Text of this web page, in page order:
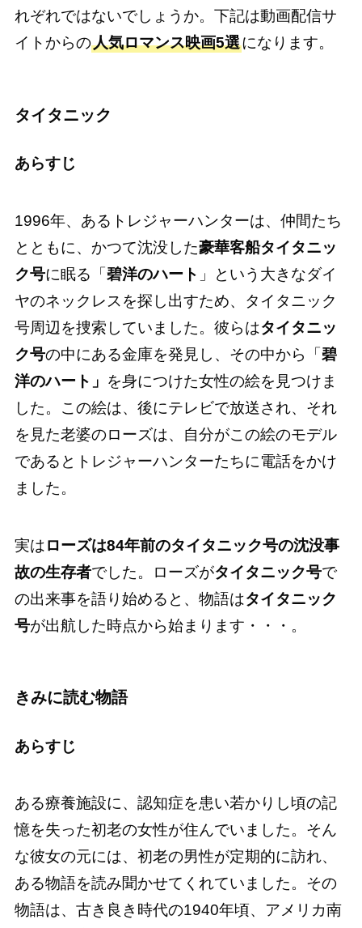
れぞれではないでしょうか。下記は動画配信サ
イトからの人気ロマンス映画5選になります。
タイタニック
あらすじ
1996年、あるトレジャーハンターは、仲間たち
とともに、かつて沈没した豪華客船タイタニッ
ク号に眠る「 碧洋のハート 」という大きなダイ
ヤのネックレスを探し出すため、タイタニック
号周辺を捜索していました。彼らはタイタニッ
ク号の中にある金庫を発見し、その中から「 碧
洋のハート」 を身につけた女性の絵を見つけま
した。この絵は、後にテレビで放送され、それ
を見た老婆のローズは、自分がこの絵のモデル
であるとトレジャーハンターたちに電話をかけ
ました。
実はローズは84年前のタイタニック号の沈没事
故の生存者でした。ローズがタイタニック号で
の出来事を語り始めると、物語はタイタニック
号が出航した時点から始まります・・・。
きみに読む物語
あらすじ
ある療養施設に、認知症を患い若かりし頃の記
憶を失った初老の女性が住んでいました。そん
な彼女の元には、初老の男性が定期的に訪れ、
ある物語を読み聞かせてくれていました。その
物語は、古き良き時代の1940年頃、アメリカ南